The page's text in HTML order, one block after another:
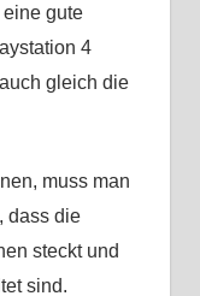
man
beachten
gute
4
gleich die
muss man
dass die
steckt und
sind.